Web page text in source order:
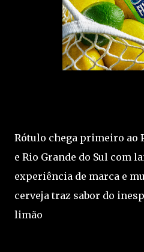
Rótulo chega primeiro ao
e Rio Grande do Sul com
experiência de marca e
cerveja traz sabor do
limão